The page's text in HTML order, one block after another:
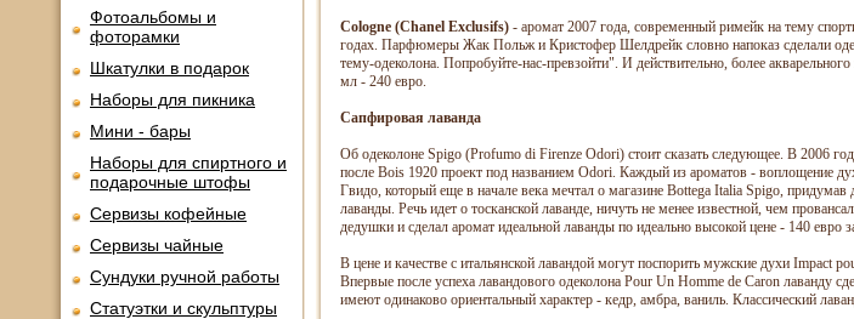
Фотоальбомы и
фоторамки
Шкатулки в подарок
Наборы для пикника
Мини - бары
Наборы для спиртного и
подарочные штофы
Сервизы кофейные
Сервизы чайные
Сундуки ручной работы
Статуэтки и скульптуры
Cologne (Chanel Exclusifs) - аромат 2007 года, современный римейк на тему
годах. Парфюмеры Жак Польж и Кристофер Шелдрейк словно напоказ сделали
тему-одеколона. Попробуйте-нас-превзойти". И действительно, более
мл - 240 евро.
Сапфировая лаванда
Об одеколоне Spigo (Profumo di Firenze Odori) стоит сказать следующее. В 2006
после Bois 1920 проект под названием Odori. Каждый из ароматов - воплощение
Гвидо, который еще в начале века мечтал о магазине Bottega Italia Spigo,
лаванды. Речь идет о тосканской лаванде, ничуть не менее известной, чем
дедушки и сделал аромат идеальной лаванды по идеально высокой цене - 140 евро
В цене и качестве с итальянской лавандой могут поспорить мужские духи Impact
Впервые после успеха лавандового одеколона Pour Un Homme de Caron лаванду
имеют одинаково ориентальный характер - кедр, амбра, ваниль. Классический